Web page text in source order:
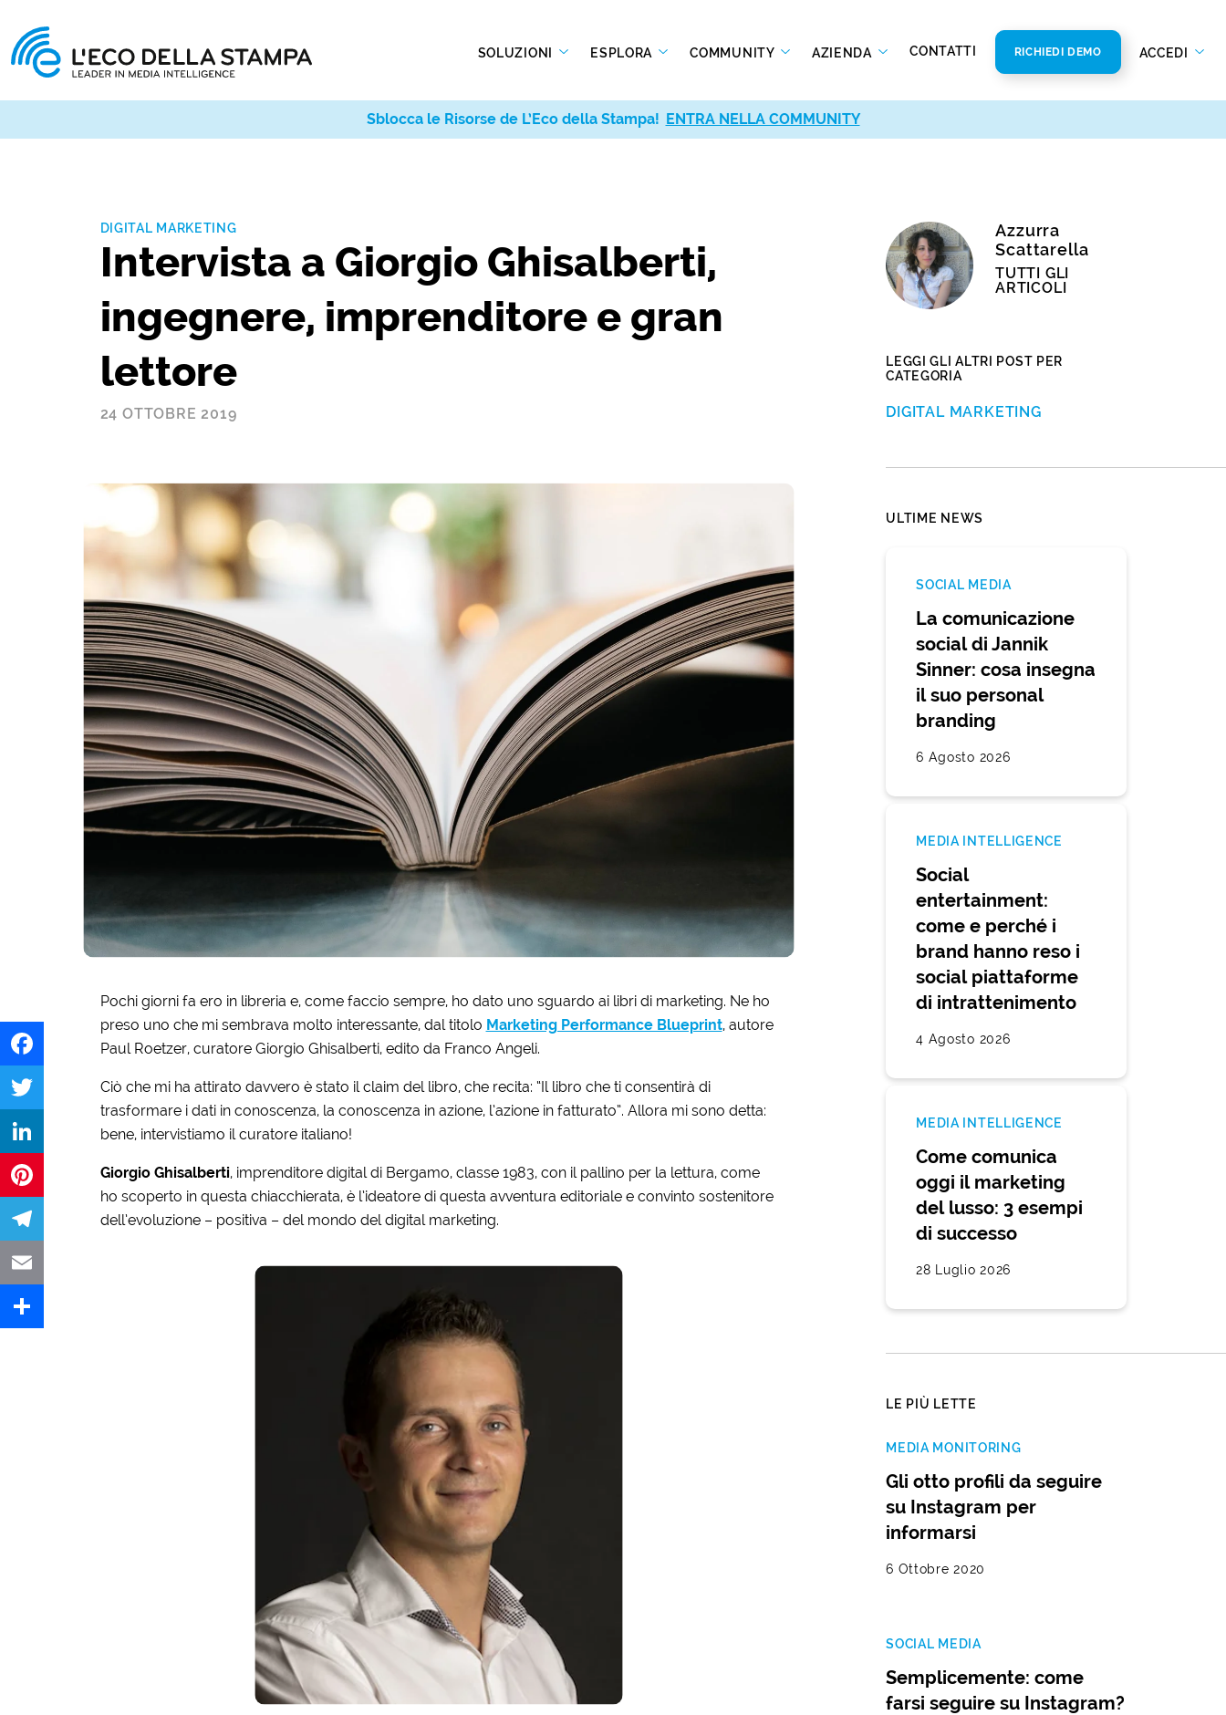
SOLUZIONI ESPLORA COMMUNITY AZIENDA CONTATTI RICHIEDI DEMO ACCEDI
Facebook
Twitter
LinkedIn
Pinterest
Telegram
Email
DIGITAL MARKETING
Intervista a Giorgio Ghisalberti,
ingegnere, imprenditore e gran
lettore
24 OTTOBRE 2019
Pochi giorni fa ero in libreria e, come faccio sempre, ho dato uno sguardo ai libri di marketing. Ne ho
preso uno che mi sembrava molto interessante, dal titolo Marketing Performance Blueprint, autore
Paul Roetzer, curatore Giorgio Ghisalberti, edito da Franco Angeli.
Ciò che mi ha attirato davvero è stato il claim del libro, che recita: “Il libro che ti consentirà di
trasformare i dati in conoscenza, la conoscenza in azione, l’azione in fatturato”. Allora mi sono detta:
bene, intervistiamo il curatore italiano!
Giorgio Ghisalberti, imprenditore digital di Bergamo, classe 1983, con il pallino per la lettura, come
ho scoperto in questa chiacchierata, è l’ideatore di questa avventura editoriale e convinto sostenitore
dell’evoluzione – positiva – del mondo del digital marketing.
Azzurra
Scattarella
TUTTI GLI
ARTICOLI
LEGGI GLI ALTRI POST PER
CATEGORIA
DIGITAL MARKETING
ULTIME NEWS
SOCIAL MEDIA
La comunicazione
social di Jannik
Sinner: cosa insegna
il suo personal
branding
6 Agosto 2026
MEDIA INTELLIGENCE
Social
entertainment:
come e perché i
brand hanno reso i
social piattaforme
di intrattenimento
4 Agosto 2026
MEDIA INTELLIGENCE
Come comunica
oggi il marketing
del lusso: 3 esempi
di successo
28 Luglio 2026
LE PIÙ LETTE
MEDIA MONITORING
Gli otto profili da seguire
su Instagram per
informarsi
6 Ottobre 2020
SOCIAL MEDIA
Semplicemente: come
farsi seguire su Instagram?
Sblocca le Risorse de L’Eco della Stampa! ENTRA NELLA COMMUNITY